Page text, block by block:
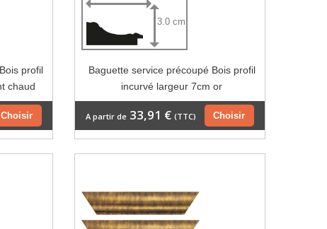
profil
chaud
Choisir
3.0 cm
Baguette service précoupé Bois profil
incurvé largeur 7cm or
Choisir
A partir de33,91 € (TTC)